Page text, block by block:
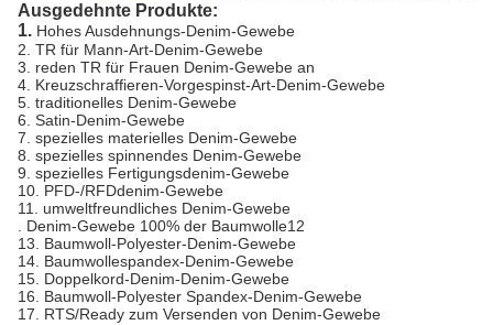
Ausgedehnte Produkte:
1. Hohes Ausdehnungs-Denim-Gewebe
2. TR für Mann-Art-Denim-Gewebe
3. reden TR für Frauen Denim-Gewebe an
4. Kreuzschraffieren-Vorgespinst-Art-Denim-Gewebe
5. traditionelles Denim-Gewebe
6. Satin-Denim-Gewebe
7. spezielles materielles Denim-Gewebe
8. spezielles spinnendes Denim-Gewebe
9. spezielles Fertigungsdenim-Gewebe
10. PFD-/RFDdenim-Gewebe
11. umweltfreundliches Denim-Gewebe
. Denim-Gewebe 100% der Baumwolle12
13. Baumwoll-Polyester-Denim-Gewebe
14. Baumwollespandex-Denim-Gewebe
15. Doppelkord-Denim-Denim-Gewebe
16. Baumwoll-Polyester Spandex-Denim-Gewebe
17. RTS/Ready zum Versenden von Denim-Gewebe